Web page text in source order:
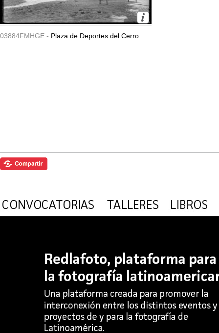
03884FMHGE - Plaza de Deportes del Cerro.